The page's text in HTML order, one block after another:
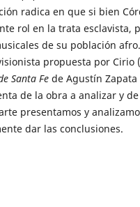
radica en que si bien
rol en la trata esclavista,
de su población
propuesta por Cirio
Santa Fe de Agustín Zapata
de la obra a analizar y
presentamos y
dar las conclusiones.